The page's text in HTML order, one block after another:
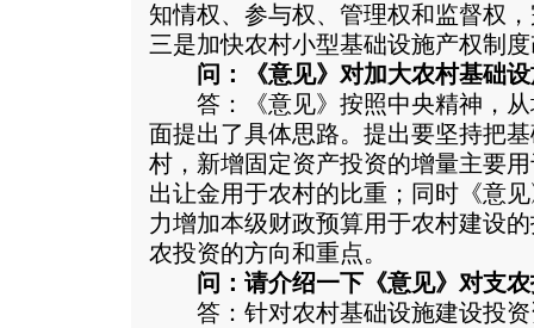
知情权、参与权、管理权和监督权
三是加快农村小型基础设施产权制
问：《意见》对加大农村基础
答：《意见》按照中央精神，从
面提出了具体思路。提出要坚持把
村，新增固定资产投资的增量主要
出让金用于农村的比重；同时《意
力增加本级财政预算用于农村建设
农投资的方向和重点。
问：请介绍一下《意见》对支
答：针对农村基础设施建设投资